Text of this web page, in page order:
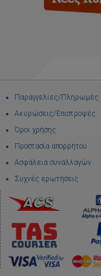
Παραγγελίες/Πληρωμές
Ακυρώσεις/Επιστροφές
Όροι χρήσης
Προστασία απορρήτου
Ασφάλεια συναλλαγών
Συχνές ερωτήσεις